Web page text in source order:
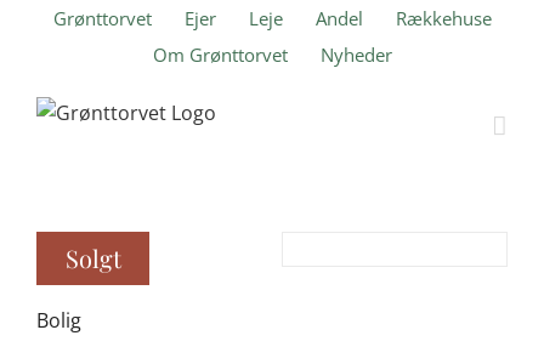
Grønttorvet Ejer Leje Andel
Rækkehuse
Om Grønttorvet
Nyheder
Solgt
Bolig